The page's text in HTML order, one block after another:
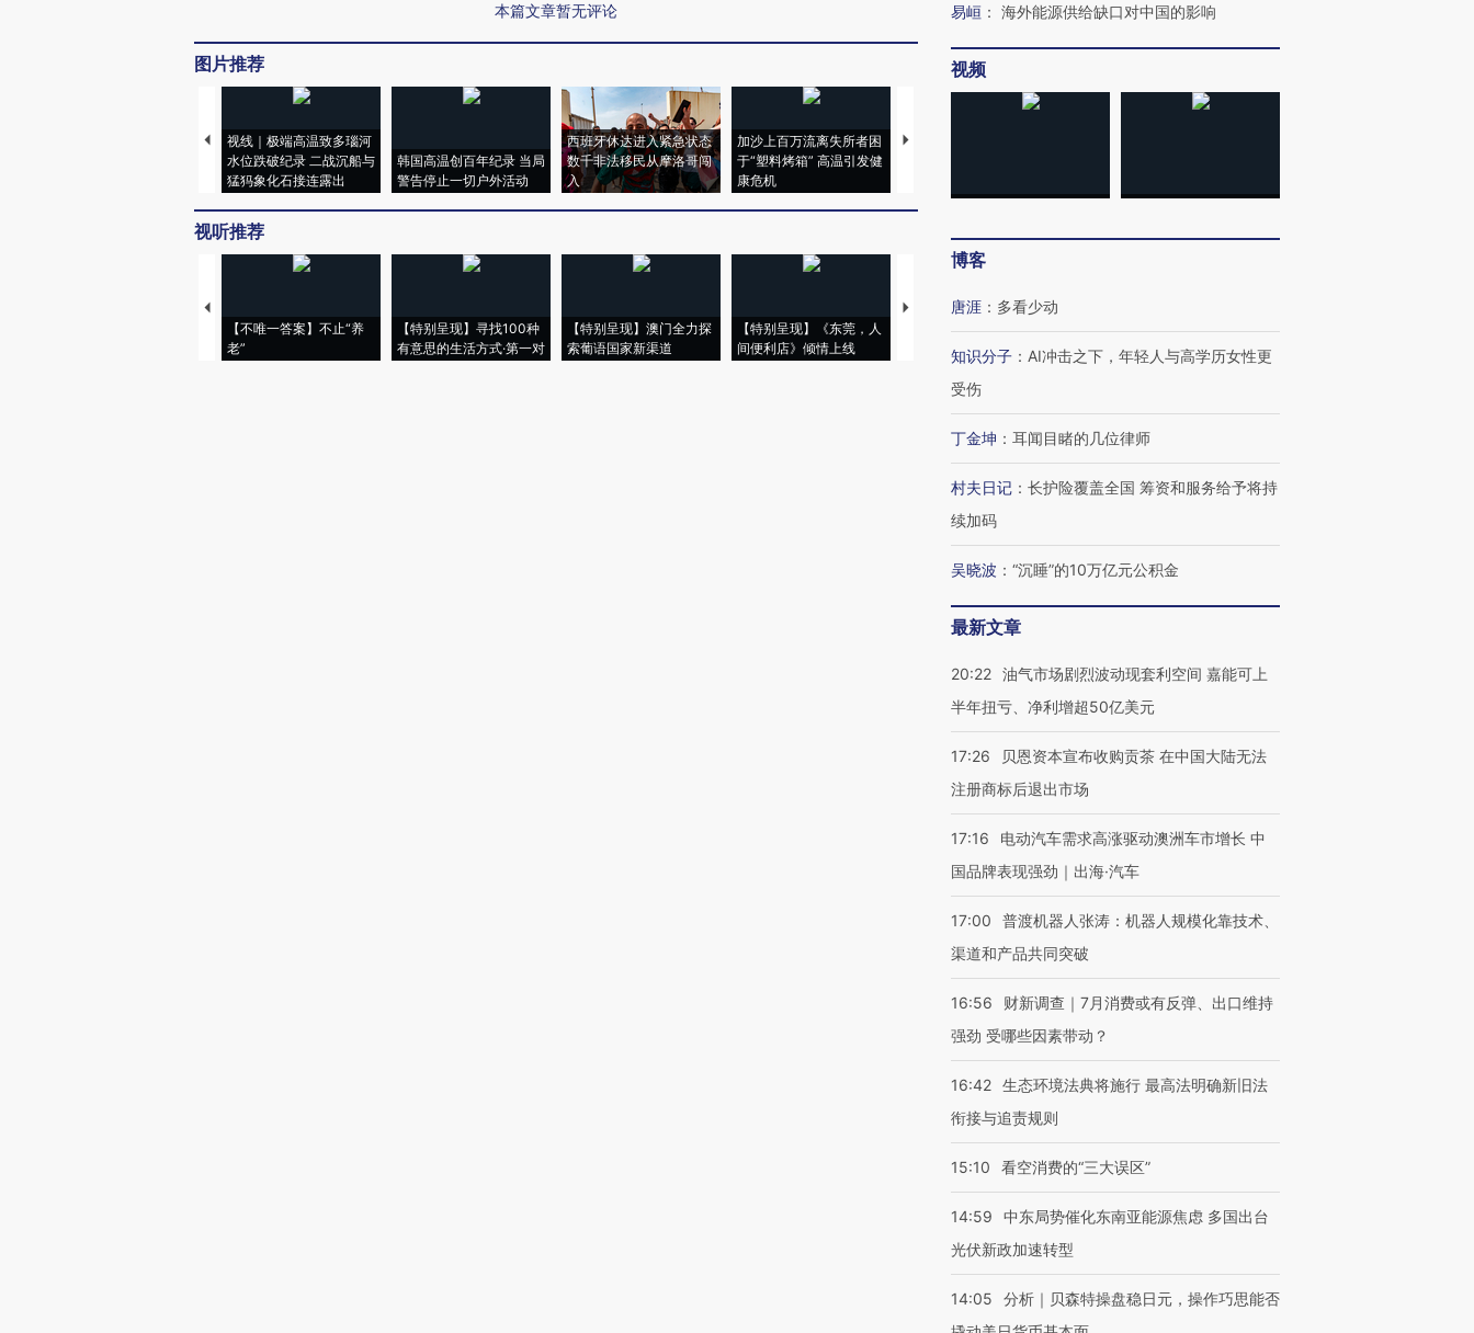
本篇文章暂无评论
图片推荐
视线｜极端高温致多瑙河
水位跌破纪录 二战沉船与
猛犸象化石接连露出
韩国高温创百年纪录 当局
警告停止一切户外活动
西班牙休达进入紧急状态
数千非法移民从摩洛哥闯
入
加沙上百万流离失所者困
于“塑料烤箱” 高温引发健
康危机
视线｜HYROX的吸金
视听推荐
【不唯一答案】不止“养
老”
【特别呈现】寻找100种
有意思的生活方式·第一对
【特别呈现】澳门全力探
索葡语国家新渠道
【特别呈现】《东莞，人
间便利店》倾情上线
【推广】走进第四届链博
会，让数智科技“链”接产
【特别呈现】寻找100种
有意思的生活方式·第三对
CFO：不靠规模取胜，华
住三大增长引擎是什么？
易峘 ： 海外能源供给缺口对中国的影响
视频
博客
唐涯 ： 多看少动
知识分子 ： AI冲击之下，年轻人与高学历女性更
受伤
丁金坤 ： 耳闻目睹的几位律师
村夫日记 ： 长护险覆盖全国 筹资和服务给予将持
续加码
吴晓波 ： “沉睡”的10万亿元公积金
最新文章
20:22 油气市场剧烈波动现套利空间 嘉能可上
半年扭亏、净利增超50亿美元
17:26
贝恩资本宣布收购贡茶 在中国大陆无法
注册商标后退出市场
17:16
电动汽车需求高涨驱动澳洲车市增长 中
国品牌表现强劲｜出海·汽车
17:00
普渡机器人张涛：机器人规模化靠技术、
渠道和产品共同突破
16:56
财新调查｜7月消费或有反弹、出口维持
强劲 受哪些因素带动？
16:42 生态环境法典将施行 最高法明确新旧法
衔接与追责规则
15:10 看空消费的“三大误区”
14:59
中东局势催化东南亚能源焦虑 多国出台
光伏新政加速转型
14:05
分析｜贝森特操盘稳日元，操作巧思能否